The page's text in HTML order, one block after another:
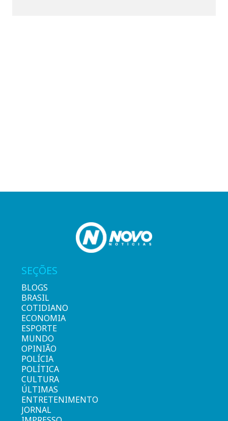
SEÇÕES
BLOGS
BRASIL
COTIDIANO
ECONOMIA
ESPORTE
MUNDO
OPINIÃO
POLÍCIA
POLÍTICA
CULTURA
ÚLTIMAS
ENTRETENIMENTO
JORNAL